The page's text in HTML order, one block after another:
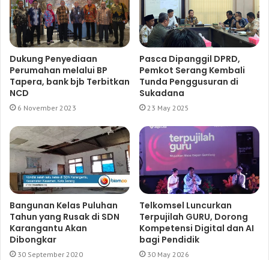
Dukung Penyediaan
Perumahan melalui BP
Tapera, bank bjb Terbitkan
NCD
6 November 2023
Pasca Dipanggil DPRD,
Pemkot Serang Kembali
Tunda Penggusuran di
Sukadana
23 May 2025
Bangunan Kelas Puluhan
Tahun yang Rusak di SDN
Karangantu Akan
Dibongkar
30 September 2020
Telkomsel Luncurkan
Terpujilah GURU, Dorong
Kompetensi Digital dan AI
bagi Pendidik
30 May 2026